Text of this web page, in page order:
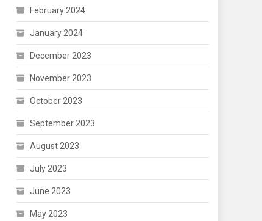
February 2024
January 2024
December 2023
November 2023
October 2023
September 2023
August 2023
July 2023
June 2023
May 2023